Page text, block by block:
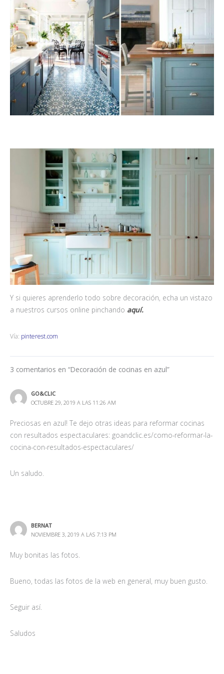
Y si quieres aprenderlo todo sobre decoración, echa un vistazo
a nuestros cursos online pinchando aquí.
Vía: pinterest.com
3 comentarios en “Decoración de cocinas en azul”
GO&CLIC
OCTUBRE 29, 2019 A LAS 11:26 AM
Preciosas en azul! Te dejo otras ideas para reformar cocinas
con resultados espectaculares: goandclic.es/como-reformar-la-
cocina-con-resultados-espectaculares/
Un saludo.
BERNAT
NOVIEMBRE 3, 2019 A LAS 7:13 PM
Muy bonitas las fotos.
Bueno, todas las fotos de la web en general, muy buen gusto.
Seguir así.
Saludos